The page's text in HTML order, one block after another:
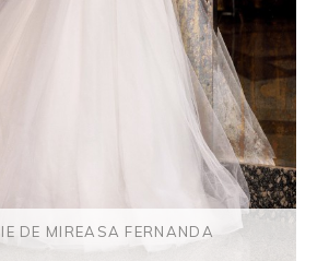
DE MIREASA FERNANDA